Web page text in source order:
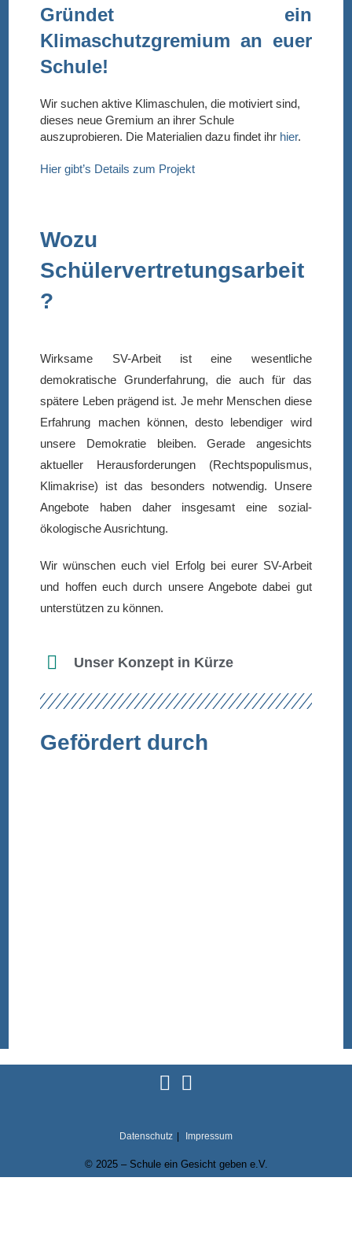
Gründet ein
Klimaschutzgremium an euer
Schule!
Wir suchen aktive Klimaschulen, die motiviert sind,
dieses neue Gremium an ihrer Schule
auszuprobieren. Die Materialien dazu findet ihr hier.
Hier gibt’s Details zum Projekt
Wozu
Schülervertretungsarbeit
?
Wirksame SV-Arbeit ist eine wesentliche
demokratische Grunderfahrung, die auch für das
spätere Leben prägend ist. Je mehr Menschen diese
Erfahrung machen können, desto lebendiger wird
unsere Demokratie bleiben. Gerade angesichts
aktueller Herausforderungen (Rechtspopulismus,
Klimakrise) ist das besonders notwendig. Unsere
Angebote haben daher insgesamt eine sozial-
ökologische Ausrichtung.
Wir wünschen euch viel Erfolg bei eurer SV-Arbeit
und hoffen euch durch unsere Angebote dabei gut
unterstützen zu können.
Unser Konzept in Kürze
Gefördert durch
Datenschutz Impressum
© 2025 – Schule ein Gesicht geben e.V.